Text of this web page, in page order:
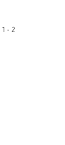
- 2